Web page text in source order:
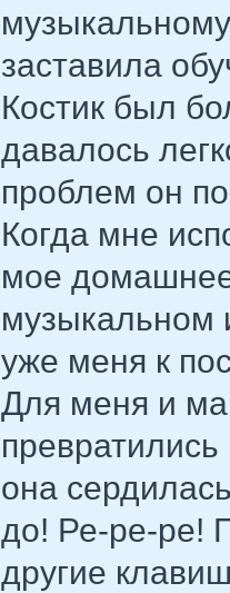
заставила
Костик был
давалось
проблем он
Когда мне
мое
музыкальном
уже меня к
Для меня и
она
до! Ре-ре-ре!
другие